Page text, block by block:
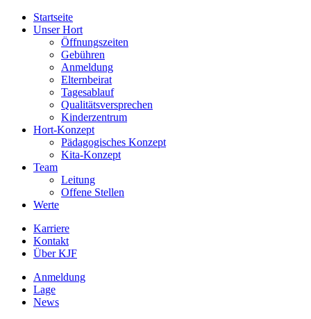
Startseite
Unser Hort
Öffnungszeiten
Gebühren
Anmeldung
Elternbeirat
Tagesablauf
Qualitätsversprechen
Kinderzentrum
Hort-Konzept
Pädagogisches Konzept
Kita-Konzept
Team
Leitung
Offene Stellen
Werte
Karriere
Kontakt
Über KJF
Anmeldung
Lage
News